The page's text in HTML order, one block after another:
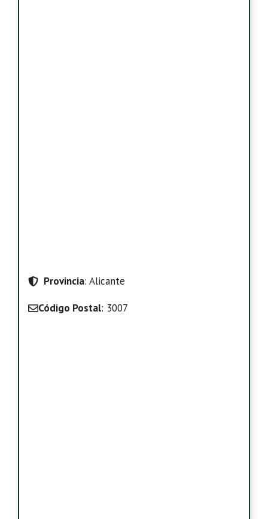
Provincia: Alicante
Código Postal: 3007